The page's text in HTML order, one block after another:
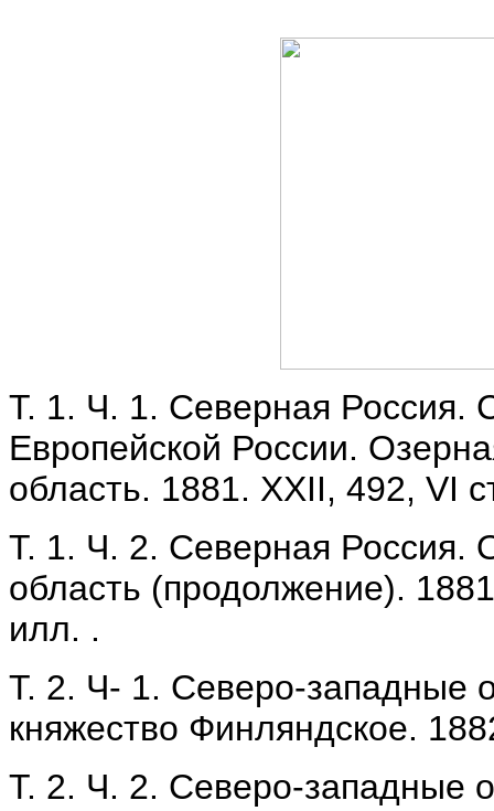
Т. 1. Ч. 1. Северная Россия.
Европейской России.
область. 1881. XXII, 492, VI
Т. 1. Ч. 2. Северная Россия.
область (продолжение).
илл. .
Т. 2. Ч- 1. Северо-западные
княжество Финляндское.
Т. 2. Ч. 2. Северо-западные